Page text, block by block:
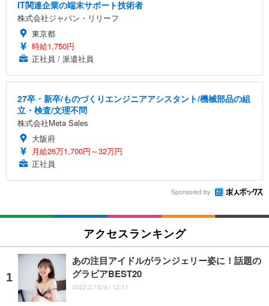
IT関連企業の端末サポート技術者
株式会社ジャパン・リリーフ
東京都
時給1,750円
正社員 / 派遣社員
27卒・新卒/ものづくりエンジニアアシスタント/機械部品の組
立・検査/文理不問
株式会社Meta Sales
大阪府
月給26万1,700円～32万円
正社員
Sponsored by
アクセスランキング
あの注目アイドルがランジェリー姿に！話題の
グラビアBEST20
2022.2.15(火) 12:11